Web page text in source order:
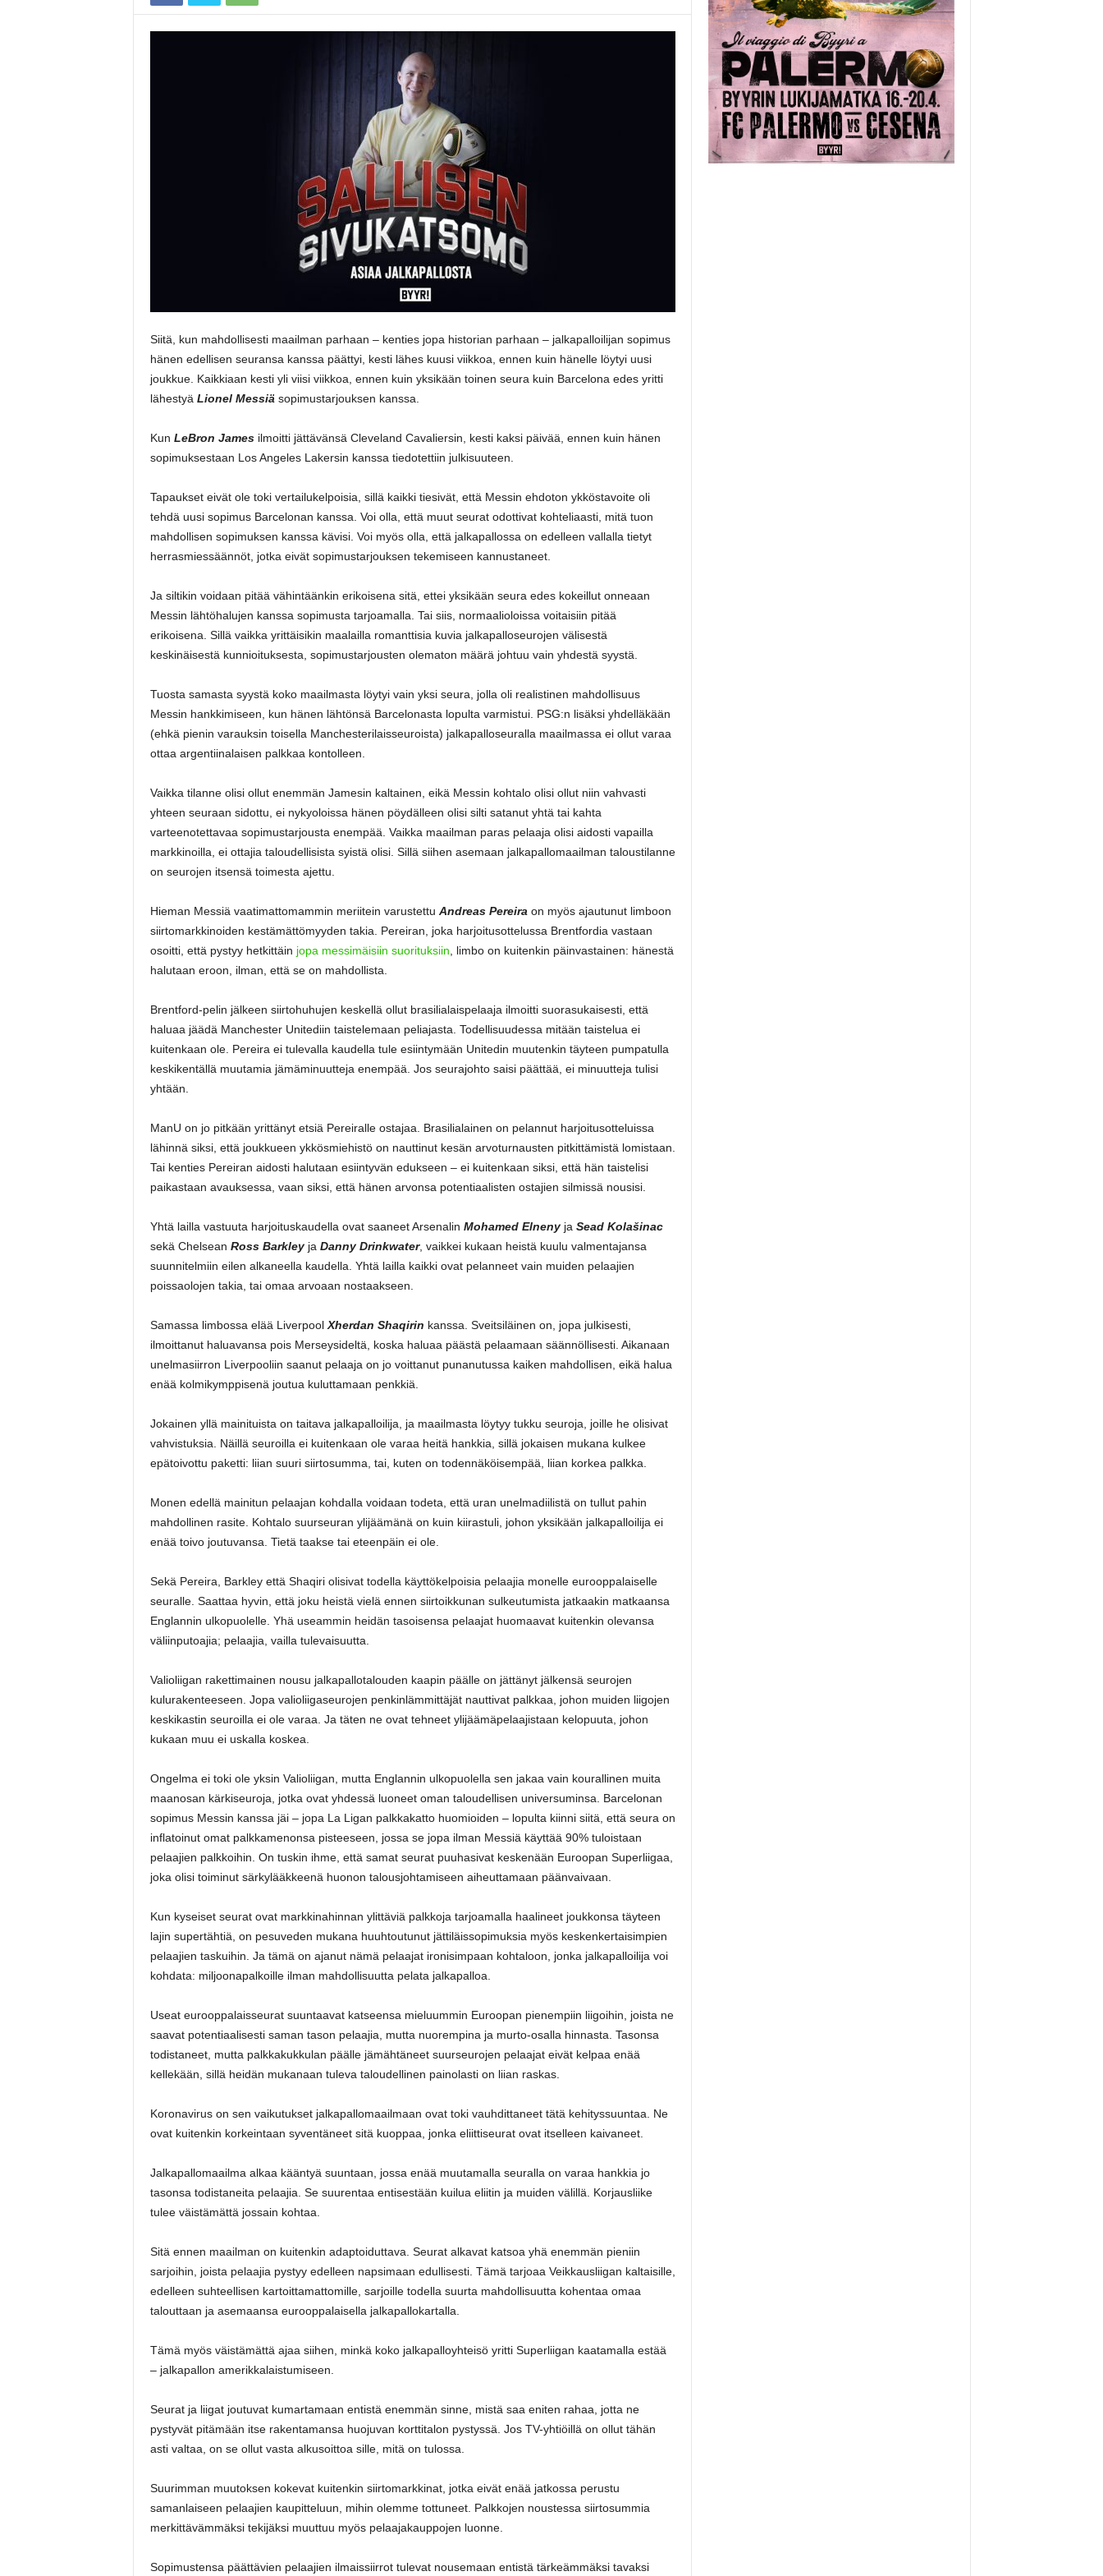
Siitä, kun mahdollisesti maailman parhaan – kenties jopa historian parhaan – jalkapalloilijan sopimus
hänen edellisen seuransa kanssa päättyi, kesti lähes kuusi viikkoa, ennen kuin hänelle löytyi uusi
joukkue. Kaikkiaan kesti yli viisi viikkoa, ennen kuin yksikään toinen seura kuin Barcelona edes yritti
lähestyä Lionel Messiä sopimustarjouksen kanssa.
Kun LeBron Jamesilmoitti jättävänsä Cleveland Cavaliersin, kesti kaksi päivää, ennen kuin hänen
sopimuksestaan Los Angeles Lakersin kanssa tiedotettiin julkisuuteen.
Tapaukset eivät ole toki vertailukelpoisia, sillä kaikki tiesivät, että Messin ehdoton ykköstavoite oli
tehdä uusi sopimus Barcelonan kanssa. Voi olla, että muut seurat odottivat kohteliaasti, mitä tuon
mahdollisen sopimuksen kanssa kävisi. Voi myös olla, että jalkapallossa on edelleen vallalla tietyt
herrasmiessäännöt, jotka eivät sopimustarjouksen tekemiseen kannustaneet.
Ja siltikin voidaan pitää vähintäänkin erikoisena sitä, ettei yksikään seura edes kokeillut onneaan
Messin lähtöhalujen kanssa sopimusta tarjoamalla. Tai siis, normaalioloissa voitaisiin pitää
erikoisena. Sillä vaikka yrittäisikin maalailla romanttisia kuvia jalkapalloseurojen välisestä
keskinäisestä kunnioituksesta, sopimustarjousten olematon määrä johtuu vain yhdestä syystä.
Tuosta samasta syystä koko maailmasta löytyi vain yksi seura, jolla oli realistinen mahdollisuus
Messin hankkimiseen, kun hänen lähtönsä Barcelonasta lopulta varmistui. PSG:n lisäksi yhdelläkään
(ehkä pienin varauksin toisella Manchesterilaisseuroista) jalkapalloseuralla maailmassa ei ollut varaa
ottaa argentiinalaisen palkkaa kontolleen.
Vaikka tilanne olisi ollut enemmän Jamesin kaltainen, eikä Messin kohtalo olisi ollut niin vahvasti
yhteen seuraan sidottu, ei nykyoloissa hänen pöydälleen olisi silti satanut yhtä tai kahta
varteenotettavaa sopimustarjousta enempää. Vaikka maailman paras pelaaja olisi aidosti vapailla
markkinoilla, ei ottajia taloudellisista syistä olisi. Sillä siihen asemaan jalkapallomaailman taloustilanne
on seurojen itsensä toimesta ajettu.
Hieman Messiä vaatimattomammin meriitein varustettu Andreas Pereira on myös ajautunut limboon
siirtomarkkinoiden kestämättömyyden takia. Pereiran, joka harjoitusottelussa Brentfordia vastaan
osoitti, että pystyy hetkittäin jopa messimäisiin suorituksiin , limbo on kuitenkin päinvastainen: hänestä
halutaan eroon, ilman, että se on mahdollista.
Brentford-pelin jälkeen siirtohuhujen keskellä ollut brasilialaispelaaja ilmoitti suorasukaisesti, että
haluaa jäädä Manchester Unitediin taistelemaan peliajasta. Todellisuudessa mitään taistelua ei
kuitenkaan ole. Pereira ei tulevalla kaudella tule esiintymään Unitedin muutenkin täyteen pumpatulla
keskikentällä muutamia jämäminuutteja enempää. Jos seurajohto saisi päättää, ei minuutteja tulisi
yhtään.
ManU on jo pitkään yrittänyt etsiä Pereiralle ostajaa. Brasilialainen on pelannut harjoitusotteluissa
lähinnä siksi, että joukkueen ykkösmiehistö on nauttinut kesän arvoturnausten pitkittämistä lomistaan.
Tai kenties Pereiran aidosti halutaan esiintyvän edukseen – ei kuitenkaan siksi, että hän taistelisi
paikastaan avauksessa, vaan siksi, että hänen arvonsa potentiaalisten ostajien silmissä nousisi.
Yhtä lailla vastuuta harjoituskaudella ovat saaneet Arsenalin Mohamed Elnenyja Sead Kolašinac
sekä Chelsean Ross Barkleyja Danny Drinkwater, vaikkei kukaan heistä kuulu valmentajansa
suunnitelmiin eilen alkaneella kaudella. Yhtä lailla kaikki ovat pelanneet vain muiden pelaajien
poissaolojen takia, tai omaa arvoaan nostaakseen.
Samassa limbossa elää Liverpool Xherdan Shaqirin kanssa. Sveitsiläinen on, jopa julkisesti,
ilmoittanut haluavansa pois Merseysideltä, koska haluaa päästä pelaamaan säännöllisesti. Aikanaan
unelmasiirron Liverpooliin saanut pelaaja on jo voittanut punanutussa kaiken mahdollisen, eikä halua
enää kolmikymppisenä joutua kuluttamaan penkkiä.
Jokainen yllä mainituista on taitava jalkapalloilija, ja maailmasta löytyy tukku seuroja, joille he olisivat
vahvistuksia. Näillä seuroilla ei kuitenkaan ole varaa heitä hankkia, sillä jokaisen mukana kulkee
epätoivottu paketti: liian suuri siirtosumma, tai, kuten on todennäköisempää, liian korkea palkka.
Monen edellä mainitun pelaajan kohdalla voidaan todeta, että uran unelmadiilistä on tullut pahin
mahdollinen rasite. Kohtalo suurseuran ylijäämänä on kuin kiirastuli, johon yksikään jalkapalloilija ei
enää toivo joutuvansa. Tietä taakse tai eteenpäin ei ole.
Sekä Pereira, Barkley että Shaqiri olisivat todella käyttökelpoisia pelaajia monelle eurooppalaiselle
seuralle. Saattaa hyvin, että joku heistä vielä ennen siirtoikkunan sulkeutumista jatkaakin matkaansa
Englannin ulkopuolelle. Yhä useammin heidän tasoisensa pelaajat huomaavat kuitenkin olevansa
väliinputoajia; pelaajia, vailla tulevaisuutta.
Valioliigan rakettimainen nousu jalkapallotalouden kaapin päälle on jättänyt jälkensä seurojen
kulurakenteeseen. Jopa valioliigaseurojen penkinlämmittäjät nauttivat palkkaa, johon muiden liigojen
keskikastin seuroilla ei ole varaa. Ja täten ne ovat tehneet ylijäämäpelaajistaan kelopuuta, johon
kukaan muu ei uskalla koskea.
Ongelma ei toki ole yksin Valioliigan, mutta Englannin ulkopuolella sen jakaa vain kourallinen muita
maanosan kärkiseuroja, jotka ovat yhdessä luoneet oman taloudellisen universuminsa. Barcelonan
sopimus Messin kanssa jäi – jopa La Ligan palkkakatto huomioiden – lopulta kiinni siitä, että seura on
inflatoinut omat palkkamenonsa pisteeseen, jossa se jopa ilman Messiä käyttää 90% tuloistaan
pelaajien palkkoihin. On tuskin ihme, että samat seurat puuhasivat keskenään Euroopan Superliigaa,
joka olisi toiminut särkylääkkeenä huonon talousjohtamiseen aiheuttamaan päänvaivaan.
Kun kyseiset seurat ovat markkinahinnan ylittäviä palkkoja tarjoamalla haalineet joukkonsa täyteen
lajin supertähtiä, on pesuveden mukana huuhtoutunut jättiläissopimuksia myös keskenkertaisimpien
pelaajien taskuihin. Ja tämä on ajanut nämä pelaajat ironisimpaan kohtaloon, jonka jalkapalloilija voi
kohdata: miljoonapalkoille ilman mahdollisuutta pelata jalkapalloa.
Useat eurooppalaisseurat suuntaavat katseensa mieluummin Euroopan pienempiin liigoihin, joista ne
saavat potentiaalisesti saman tason pelaajia, mutta nuorempina ja murto-osalla hinnasta. Tasonsa
todistaneet, mutta palkkakukkulan päälle jämähtäneet suurseurojen pelaajat eivät kelpaa enää
kellekään, sillä heidän mukanaan tuleva taloudellinen painolasti on liian raskas.
Koronavirus on sen vaikutukset jalkapallomaailmaan ovat toki vauhdittaneet tätä kehityssuuntaa. Ne
ovat kuitenkin korkeintaan syventäneet sitä kuoppaa, jonka eliittiseurat ovat itselleen kaivaneet.
Jalkapallomaailma alkaa kääntyä suuntaan, jossa enää muutamalla seuralla on varaa hankkia jo
tasonsa todistaneita pelaajia. Se suurentaa entisestään kuilua eliitin ja muiden välillä. Korjausliike
tulee väistämättä jossain kohtaa.
Sitä ennen maailman on kuitenkin adaptoiduttava. Seurat alkavat katsoa yhä enemmän pieniin
sarjoihin, joista pelaajia pystyy edelleen napsimaan edullisesti. Tämä tarjoaa Veikkausliigan kaltaisille,
edelleen suhteellisen kartoittamattomille, sarjoille todella suurta mahdollisuutta kohentaa omaa
talouttaan ja asemaansa eurooppalaisella jalkapallokartalla.
Tämä myös väistämättä ajaa siihen, minkä koko jalkapalloyhteisö yritti Superliigan kaatamalla estää
– jalkapallon amerikkalaistumiseen.
Seurat ja liigat joutuvat kumartamaan entistä enemmän sinne, mistä saa eniten rahaa, jotta ne
pystyvät pitämään itse rakentamansa huojuvan korttitalon pystyssä. Jos TV-yhtiöillä on ollut tähän
asti valtaa, on se ollut vasta alkusoittoa sille, mitä on tulossa.
Suurimman muutoksen kokevat kuitenkin siirtomarkkinat, jotka eivät enää jatkossa perustu
samanlaiseen pelaajien kaupitteluun, mihin olemme tottuneet. Palkkojen noustessa siirtosummia
merkittävämmäksi tekijäksi muuttuu myös pelaajakauppojen luonne.
Sopimustensa päättävien pelaajien ilmaissiirrot tulevat nousemaan entistä tärkeämmäksi tavaksi